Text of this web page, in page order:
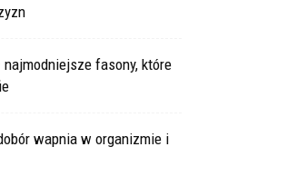
fasony, które
wapnia w organizmie i